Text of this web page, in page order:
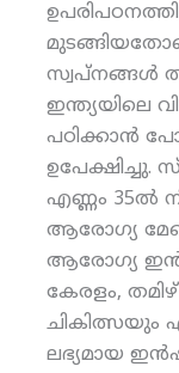
സ്വപ്നങ്ങള്‍
ഇന്ത്യയിലെ
പഠിക്കാന്‍
ഉപേക്ഷിച്ചു.
എണ്ണം 35ല്‍
ആരോഗ്യ
ആരോഗ്യ
കേരളം,
ലഭ്യമായ